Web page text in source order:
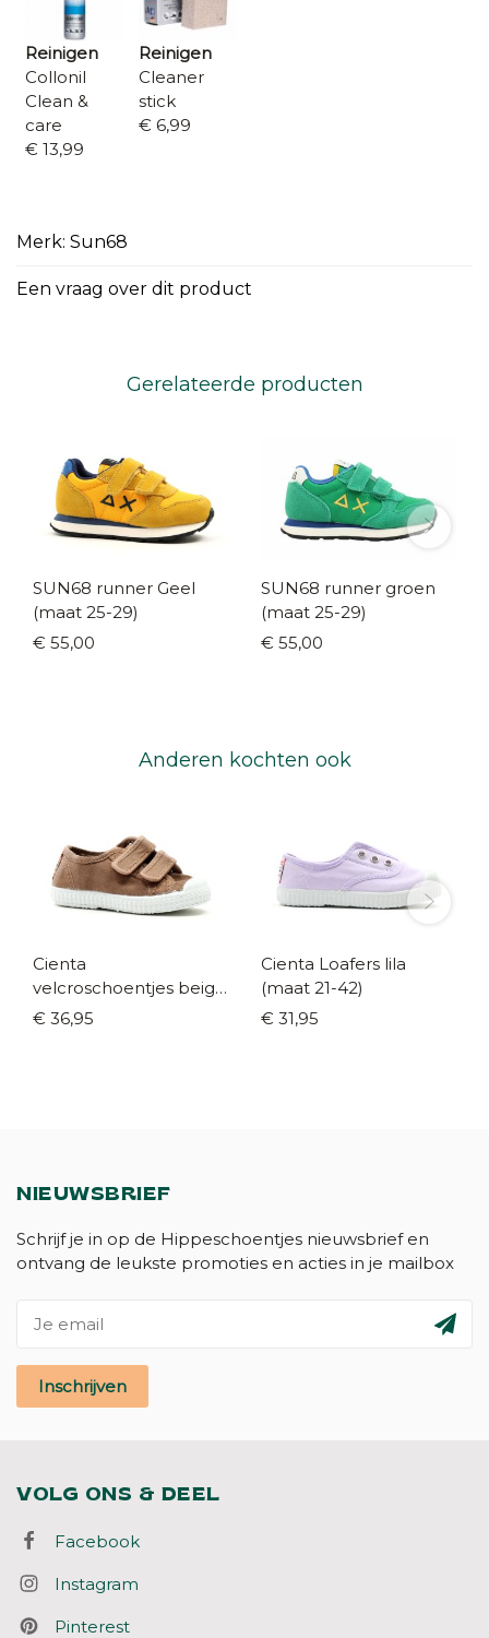
Reinigen
Collonil
Clean &
care
€ 13,99
Reinigen
Cleaner
stick
€ 6,99
Merk: Sun68
Een vraag over dit product
Gerelateerde producten
SUN68 runner Geel
(maat 25-29)
€ 55,00
SUN68 runner groen
(maat 25-29)
€ 55,00
Anderen kochten ook
Cienta
velcroschoentjes beige
(maat 21-35)
€ 36,95
Cienta Loafers lila
(maat 21-42)
€ 31,95
NIEUWSBRIEF
Schrijf je in op de Hippeschoentjes nieuwsbrief en
ontvang de leukste promoties en acties in je mailbox
Inschrijven
VOLG ONS & DEEL
Facebook
Instagram
Pinterest